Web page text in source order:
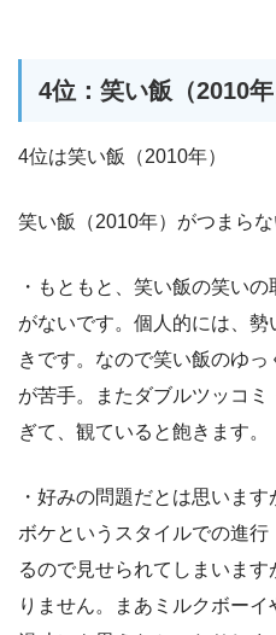
4位：笑い飯（2010年
4位は笑い飯（2010年）
笑い飯（2010年）がつまら
・もともと、笑い飯の笑い
がないです。個人的には、
きです。なので笑い飯のゆ
が苦手。またダブルツッコ
ぎて、観ていると飽きます。
・好みの問題だとは思い
ボケというスタイルでの進
るので見せられてしまいま
りません。まあミルクボー